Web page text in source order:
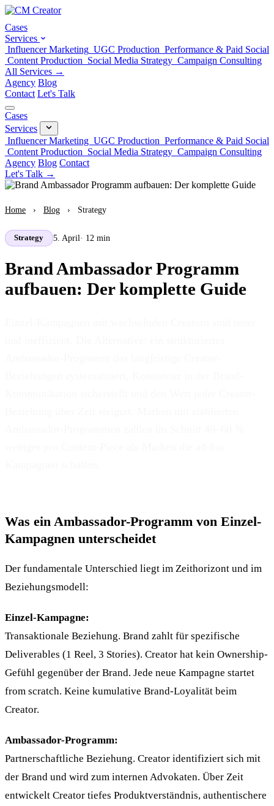
Cases
Services
Influencer Marketing UGC Production Performance & Paid Social
Content Production Social Media Strategy Campaign Consulting
All Services →
Agency Blog
Contact Let's Talk
Cases
Services
Influencer Marketing UGC Production Performance & Paid Social
Content Production Social Media Strategy Campaign Consulting
Agency Blog Contact
Let's Talk →
Home › Blog › Strategy
Strategy 5. April· 12 min
Brand Ambassador Programm
aufbauen: Der komplette Guide
Was ein Ambassador-Programm von Einzel-
Kampagnen unterscheidet
Der fundamentale Unterschied liegt im Zeithorizont und im
Beziehungsmodell:
Einzel-Kampagne:
Transaktionale Beziehung. Brand zahlt für spezifische
Deliverables (1 Reel, 3 Stories). Creator hat kein Ownership-
Gefühl gegenüber der Brand. Jede neue Kampagne startet
from scratch. Keine kumulative Brand-Loyalität beim
Creator.
Ambassador-Programm:
Partnerschaftliche Beziehung. Creator identifiziert sich mit
der Brand und wird zum internen Advokaten. Über Zeit
entwickelt Creator tiefes Produktverständnis, authentischere